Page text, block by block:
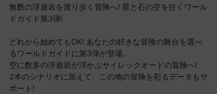
無数の浮遊岩を渡り歩く冒険へ! 星と石の空を往くワール
ドガイド第3弾!
どれから始めてもOK! あなたの好きな冒険の舞台を選べ
るワールドガイドに第3弾が登場。
空に数多の浮遊岩が浮かぶサイレックオードの冒険へ!
2本のシナリオに加えて、この地の冒険を彩るデータもサ
ポート!